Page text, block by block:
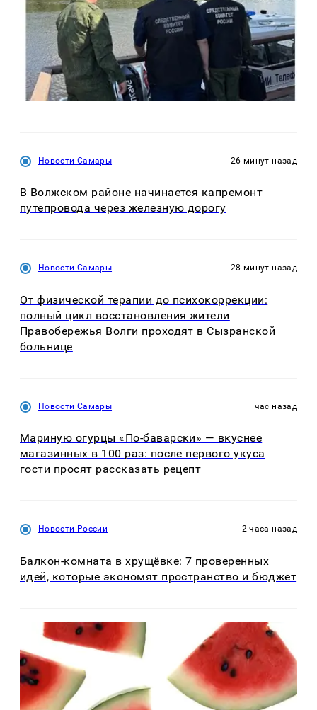
Новости Самары 26 минут назад
В Волжском районе начинается капремонт
путепровода через железную дорогу
Новости Самары 28 минут назад
От физической терапии до психокоррекции:
полный цикл восстановления жители
Правобережья Волги проходят в Сызранской
больнице
Новости Самары час назад
Мариную огурцы «По-баварски» — вкуснее
магазинных в 100 раз: после первого укуса
гости просят рассказать рецепт
Новости России 2 часа назад
Балкон-комната в хрущёвке: 7 проверенных
идей, которые экономят пространство и бюджет